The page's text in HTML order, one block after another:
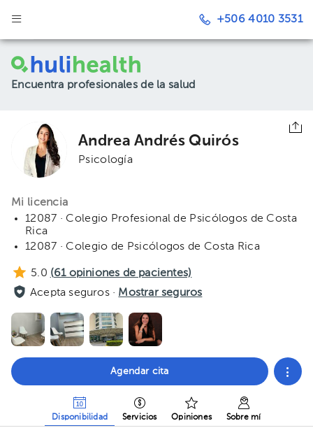
+506 4010 3531
Encuentra profesionales de la salud
Andrea Andrés Quirós
Psicología
Mi licencia
12087 · Colegio Profesional de Psicólogos de Costa
Rica
12087 · Colegio de Psicólogos de Costa Rica
5.0 (61opiniones de pacientes)
Acepta seguros · Mostrar seguros
Agendar cita
Disponibilidad Servicios Opiniones Sobre mí